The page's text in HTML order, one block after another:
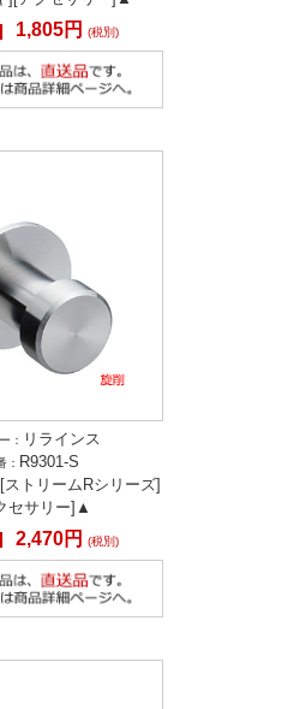
1,805円 (税別)
： リラインス
： R9301-S
トリームRシリーズ]
セサリー]▲
2,470円 (税別)